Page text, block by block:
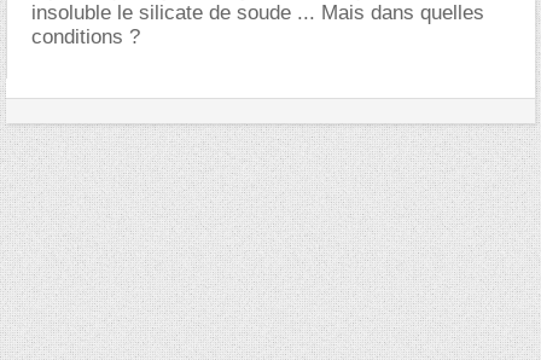
insoluble le silicate de soude ... Mais dans quelles
conditions ?